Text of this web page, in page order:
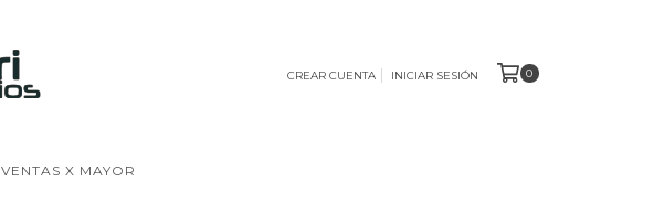
CREAR CUENTA INICIAR SESIÓN 0
VENTAS X MAYOR